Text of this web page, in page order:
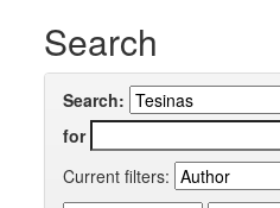
Search
Search:
for
Current filters: